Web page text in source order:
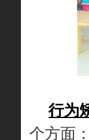
行为
个方面：